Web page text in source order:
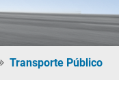
Transporte Público